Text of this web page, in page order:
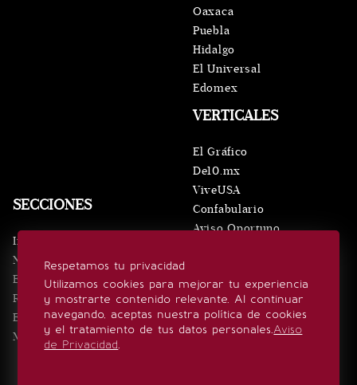
Respetamos tu privacidad
Utilizamos cookies para mejorar tu experiencia
y mostrarte contenido relevante. Al continuar
navegando, aceptas nuestra política de cookies
y el tratamiento de tus datos personales.Aviso
de Privacidad.
SECCIONES
Inicio
Noticias
Eventos
Realeza
Estilo de vida
Minuto x Minuto
VERTICALES
El Gráfico
De10.mx
ViveUSA
Confabulario
Aviso Oportuno
Oaxaca
Puebla
Hidalgo
El Universal
Edomex
SÍGUENOS